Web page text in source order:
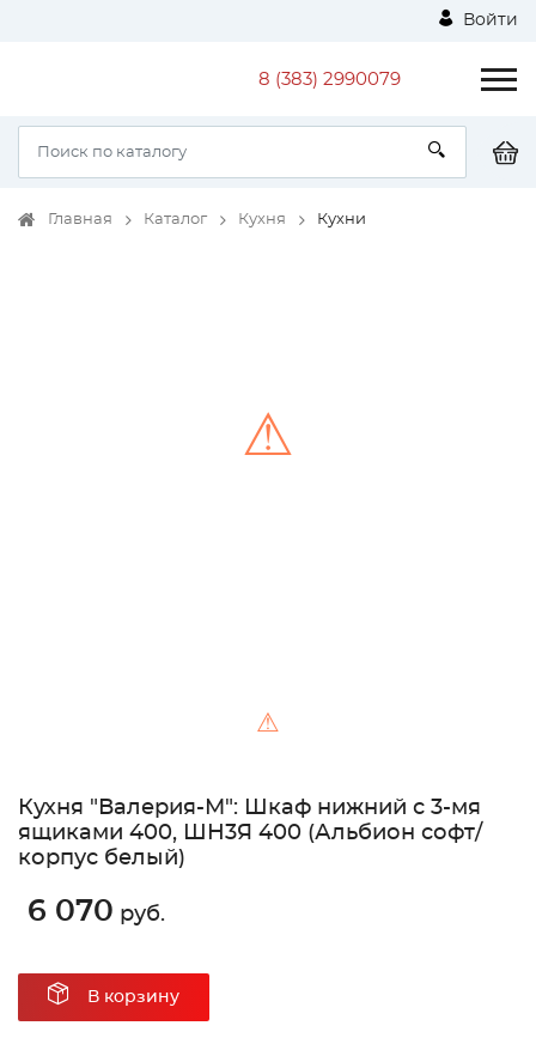
Войти
8 (383) 2990079
Главная Каталог Кухня Кухни
⚠
⚠
Кухня "Валерия-М": Шкаф нижний с 3-мя
ящиками 400, ШН3Я 400 (Альбион софт/
корпус белый)
6 070 руб.
В корзину